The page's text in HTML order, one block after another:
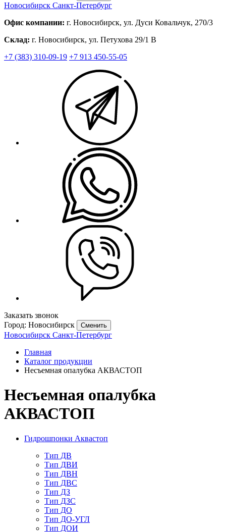
Новосибирск Санкт-Петербург
Офис компании: г. Новосибирск, ул. Дуси Ковальчук, 270/3
Склад: г. Новосибирск, ул. Петухова 29/1 В
+7 (383) 310-09-19 +7 913 450-55-05
Заказать звонок
Город: Новосибирск
Сменить
Новосибирск Санкт-Петербург
Главная
Каталог продукции
Несъемная опалубка АКВАСТОП
Несъемная опалубка
АКВАСТОП
Гидрошпонки Аквастоп
Тип ДВ
Тип ДВИ
Тип ДВН
Тип ДВС
Тип ДЗ
Тип ДЗС
Тип ДО
Тип ДО-УГЛ
Тип ДОИ